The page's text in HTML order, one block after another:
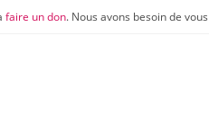
faire un don. Nous avons besoin de